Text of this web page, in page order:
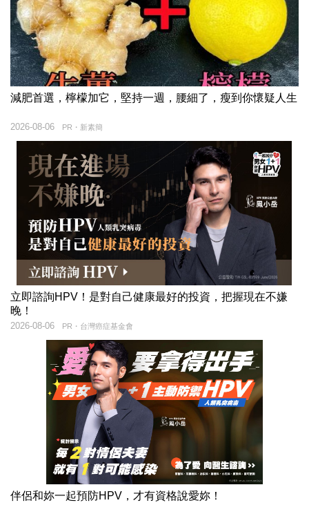
減肥首選，檸檬加它，堅持一週，腰細了，瘦到你懷疑人生
PR・新素簡
2026-08-06
立即諮詢HPV！是對自己健康最好的投資，把握現在不嫌
晚！
PR・台灣癌症基金會
2026-08-06
伴侶和妳一起預防HPV，才有資格說愛妳！